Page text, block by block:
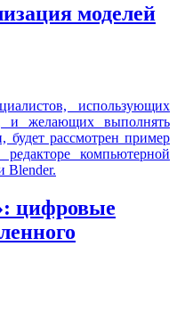
моделей
использующих
и желающих выполнять
будет рассмотрен пример
компьютерной
Blender.
цифровые